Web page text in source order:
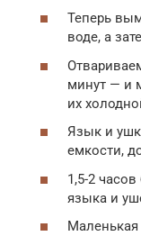
Теперь
воде, а
минут — и
их
Язык и
емкости,
1,5-2
языка и
Маленькая